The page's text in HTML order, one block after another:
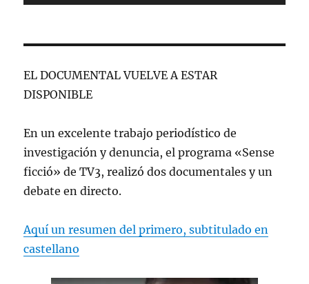
EL DOCUMENTAL VUELVE A ESTAR
DISPONIBLE
En un excelente trabajo periodístico de
investigación y denuncia, el programa «Sense
ficció» de TV3, realizó dos documentales y un
debate en directo.
Aquí un resumen del primero, subtitulado en
castellano